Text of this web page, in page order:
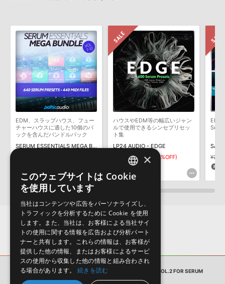
知らせするメールの2通が送信されます。メールに記載されており
ます説明に沿って、製品のダウンロード／導入を行って下さい。
サンプルパック製品には、原則として日本語版操作マニュアルをご
用意しておりません。ご購入後のご不明点や詳細に関するお問い合
わせなどはテクニカルサポート
までご連絡ください。
デモソングは、製品収録サウンドを使ってできることを紹介するた
めのデモンストレーション用の楽曲です。原則として、デモソング
そのものをお使いいただくことはできません。また、デモソングを
構成する全てのサウンドが、サンプルパックに含まれていることを
保証するものではありません。
しかねます。
2022.06.06
マークのついた情報は、該当する製品のご購入ユーザー様専用となって
おります。ご覧頂くには、該当する製品をご購入頂く必要がございます。
FUTURE EDM GENERATIONS VOL.2 FOR SERUMのサポート情報
EDM、スラップハウス、フュー
チャーハウスに適した10個のパ
ックを含んだバンドルパック
SERUM ESSENTIALS MEGA BUNDLE (VOLS 1-10)
ハウスやEDM等の幅広いジャン
ルで使用できるシンセプリセッ
ト集
LP24 AUDIO - EDGE
¥9,548 ¥6,683(30%OFF)
200pt
EDM
サンプルパック FUTURE EDM GENERATIONS VOL.2 FOR SERUM
ENGLISH
×
このウェブサイトは Cookie
を使用しています
当社はコンテンツや広告をパーソナライズし、
トラフィックを分析するために Cookie を使用
します。また、当社は、お客様による当社サイ
トの使用に関する情報を広告および分析パート
ナーと共有します。これらの情報は、お客様が
提供した他の情報、またはお客様によるサービ
スの使用から収集した他の情報と組み合わされ
る場合があります。
続きを読む